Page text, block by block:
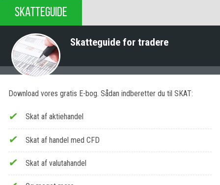
SKATTEGUIDE
Skatteguide for tradere
Download vores gratis E-bog. Sådan indberetter du til SKAT:
Skat af aktiehandel
Skat af handel med CFD
Skat af valutahandel